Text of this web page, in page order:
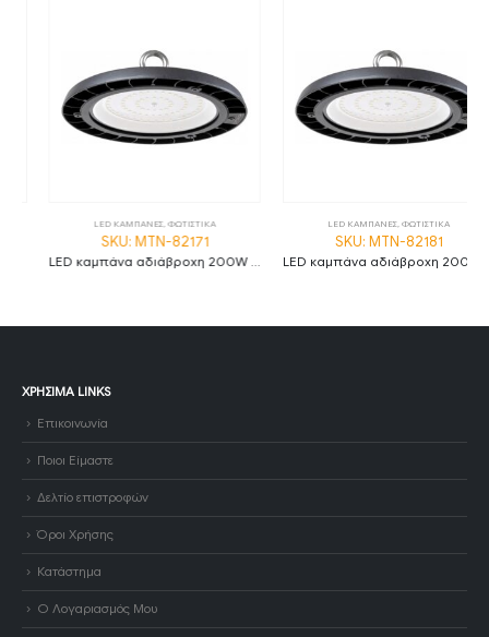
LED ΚΑΜΠΑΝΕΣ,ΦΩΤΙΣΤΙΚΑ
SKU: MTN-82171
LED καμπάνα αδιάβροχη 200W ψυχρό λευκό 6000K 120° MTN-82171
LED ΚΑΜΠΑΝΕΣ,ΦΩΤΙΣΤΙΚΑ
SKU: MTN-82181
LED καμπάνα αδιάβροχη 200W φυσικό λευκό 4500K 120° MTN-82181
ΧΡΉΣΙΜΑ LINKS
Επικοινωνία
Ποιοι Είμαστε
Δελτίο επιστροφών
Όροι Χρήσης
Κατάστημα
Ο Λογαριασμός Μου